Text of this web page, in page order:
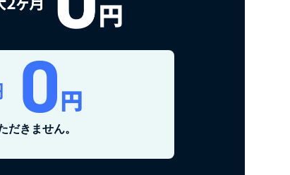
きません。